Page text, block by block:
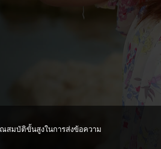
ณสมบัติขั้นสูงในการส่งข้อความ